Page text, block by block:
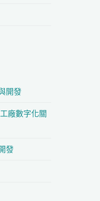
開發
廠數字化關
發